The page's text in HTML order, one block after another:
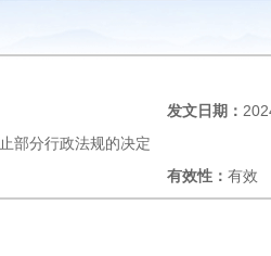
发文日期：
部分行政法规的决定
有效性： 有效